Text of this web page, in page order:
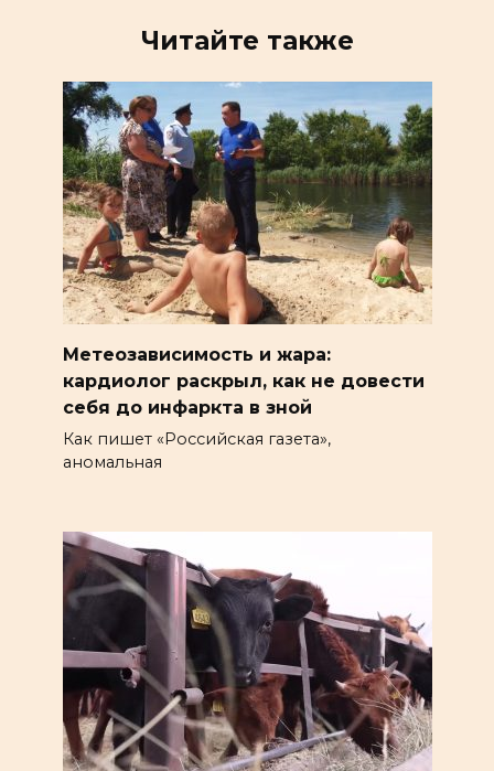
Читайте также
Метеозависимость и жара:
кардиолог раскрыл, как не довести
себя до инфаркта в зной
Как пишет «Российская газета»,
аномальная